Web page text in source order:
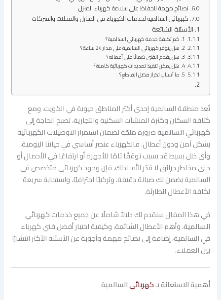
نصائح مهمة للحفاظ على سلامة كهرباء المنزل
كهربائي السالمية لخدمات الكهرباء في المنازل والمحلات والشركات
الأسئلة الشائعة
1. كم تكلفة خدمة كهربائي السالمية؟
2. هل يتوفر كهربائي السالمية على مدار 24 ساعة؟
3. هل يقدم الفني ضمانًا على أعماله؟
4. هل يمكن تنفيذ تمديدات كهربائية كاملة؟
5. ما أسباب تكرار فصل القاطع؟
تُعد منطقة السالمية إحدى أكثر المناطق حيوية في الكويت، ومع
كثافة السكان وكثرة المنشآت السكنية والتجارية، تصبح الحاجة إلى
كهربائي السالميةضرورة ملحّة لضمان استمرار التوصيلات الكهربائية
بشكل آمن ودون أعطال. فالكهرباء عنصر أساسي في حياتنا اليومية،
وأي خلل بسيط قد يسبب توقفًا تامًا للأجهزة أو ارتفاعًا في الأحمال أو
حتى مخاطر حرائق لا قدّر الله. لذلك، فإن وجود كهربائي متخصص في
السالمية يضمن لك صيانة دقيقة، وتركيبًا احترافيًا، واستجابة سريعة
لكافة الأعطال الطارئة.
في هذا المقال سنقدم لك دليلاً شاملًا عن جميع خدماتكهربائي
السالمية، وأهم الأعطال الشائعة، وكيفية اختيار أفضل فني كهرباء
في السالمية، إضافة إلى نصائح مهمة وأجوبة عن الأسئلة الأكثر انتشارًا
بين العملاء.
أهمية الاستعانة بـكهربائيالسالمية